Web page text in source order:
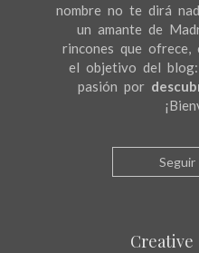
nombre no te dirá
un amante de
rincones que ofrece,
el objetivo del
pasión por
Creative